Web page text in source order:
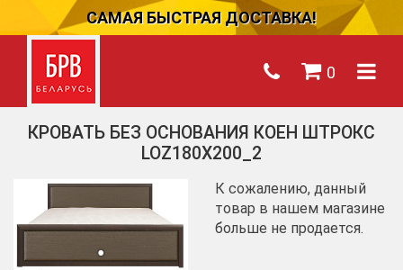
САМАЯ БЫСТРАЯ ДОСТАВКА!
0
КРОВАТЬ БЕЗ ОСНОВАНИЯ КОЕН ШТРОКС
LOZ180Х200_2
К сожалению, данный
товар в нашем магазине
больше не продается.